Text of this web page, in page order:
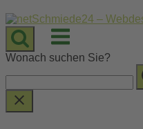
Skip
to
content
Menu
Wonach suchen Sie?